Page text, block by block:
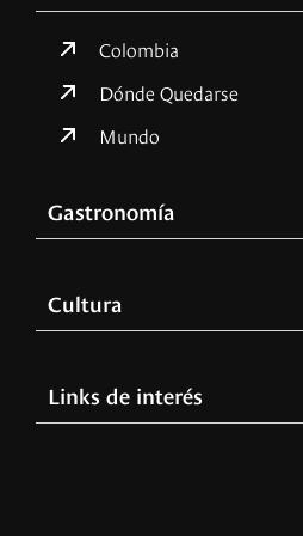
Colombia
Dónde Quedarse
Mundo
Gastronomía
Cultura
Links de interés